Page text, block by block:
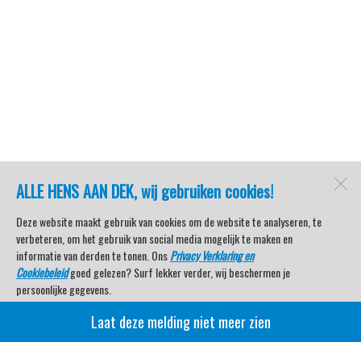
ALLE HENS AAN DEK, wij gebruiken cookies!
Deze website maakt gebruik van cookies om de website te analyseren, te
verbeteren, om het gebruik van social media mogelijk te maken en
informatie van derden te tonen. OnsPrivacy Verklaring en
Cookiebeleidgoed gelezen? Surf lekker verder, wij beschermen je
persoonlijke gegevens.
Veel kijkplezier met Watersport TV Beleving & Nieuws!
Laat deze melding niet meer zien